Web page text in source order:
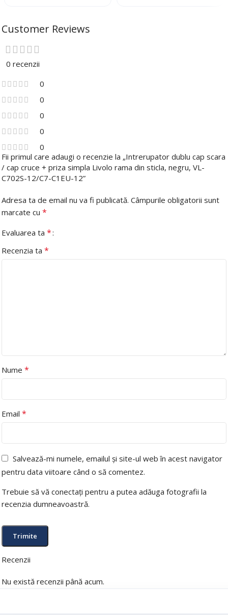
Customer Reviews
0 recenzii
0
0
0
0
0
Recenzii
Nu există recenzii până acum.
Fii primul care adaugi o recenzie la „Intrerupator dublu cap scara
/ cap cruce + priza simpla Livolo rama din sticla, negru, VL-
C702S-12/C7-C1EU-12”
Adresa ta de email nu va fi publicată. Câmpurile obligatorii sunt
marcate cu *
Evaluarea ta *
Recenzia ta *
Nume *
Email *
Salvează-mi numele, emailul și site-ul web în acest navigator
pentru data viitoare când o să comentez.
Trebuie să vă conectați pentru a putea adăuga fotografii la
recenzia dumneavoastră.